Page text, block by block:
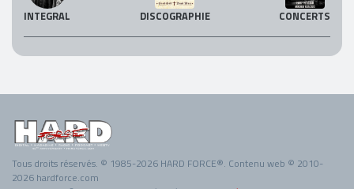
INTEGRAL DISCOGRAPHIE CONCERTS
Tous droits réservés. © 1985-2026 HARD FORCE®. Contenu web © 2010-
2026 hardforce.com